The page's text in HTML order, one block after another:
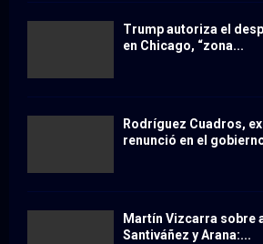
Trump autoriza el
en Chicago, “zona...
Rodríguez Cuadros,
renunció en el
Martín Vizcarra sobre
Santiváñez y Arana:...